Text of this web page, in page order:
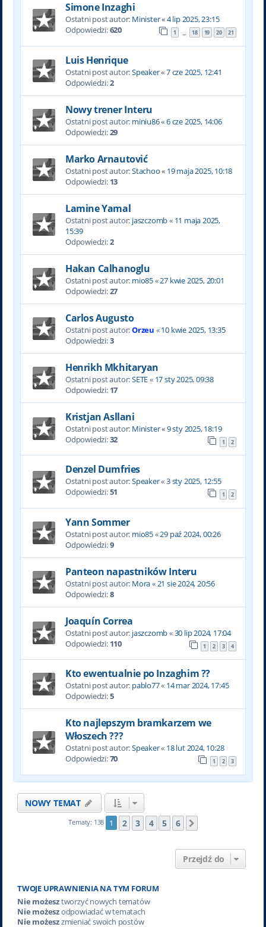
Simone Inzaghi
Ostatni post autor: Minister«4 lip 2025, 23:15
Odpowiedzi:620 1 … 18 19 20 21
Luis Henrique
Ostatni post autor:Speaker«7 cze 2025, 12:41
Odpowiedzi:2
Nowy trener Interu
Ostatni post autor: miniu86«6 cze 2025, 14:06
Odpowiedzi:29
Marko Arnautović
Ostatni post autor:Stachoo« 19 maja 2025, 10:18
Odpowiedzi: 13
Lamine Yamal
Ostatni post autor: jaszczomb« 11 maja 2025,
15:39
Odpowiedzi:2
Hakan Calhanoglu
Ostatni post autor: mio85«27 kwie 2025, 20:01
Odpowiedzi:27
Carlos Augusto
Ostatni post autor:Orzeu «10 kwie 2025, 13:35
Odpowiedzi:3
Henrikh Mkhitaryan
Ostatni post autor:SETE« 17 sty 2025, 09:38
Odpowiedzi: 17
Kristjan Asllani
Ostatni post autor: Minister«9 sty 2025, 18:19
Odpowiedzi:32 1 2
Denzel Dumfries
Ostatni post autor:Speaker«3 sty 2025, 12:55
Odpowiedzi:51 1 2
Yann Sommer
Ostatni post autor: mio85«29 paź 2024, 00:26
Odpowiedzi:9
Panteon napastników Interu
Ostatni post autor: Mora«21 sie 2024, 20:56
Odpowiedzi:8
Joaquín Correa
Ostatni post autor: jaszczomb«30 lip 2024, 17:04
Odpowiedzi: 110 1 2 3 4
Kto ewentualnie po Inzaghim ??
Ostatni post autor: pablo77« 14 mar 2024, 17:45
Odpowiedzi:5
Kto najlepszym bramkarzem we
Włoszech ???
Ostatni post autor:Speaker« 18 lut 2024, 10:28
Odpowiedzi:70 1 2 3
NOWY TEMAT
Tematy: 138 1 2 3 4 5 6
Przejdź do
TWOJE UPRAWNIENIA NA TYM FORUM
Nie możesztworzyć nowych tematów
Nie możeszodpowiadać w tematach
Nie możeszzmieniać swoich postów